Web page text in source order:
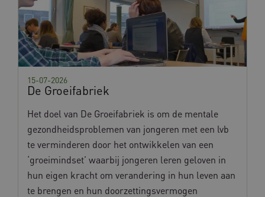
De Groeifabriek
15-07-2026
Het doel van De Groeifabriek is om de mentale
gezondheidsproblemen van jongeren met een lvb
te verminderen door het ontwikkelen van een
‘groeimindset’ waarbij jongeren leren geloven in
hun eigen kracht om verandering in hun leven aan
te brengen en hun doorzettingsvermogen